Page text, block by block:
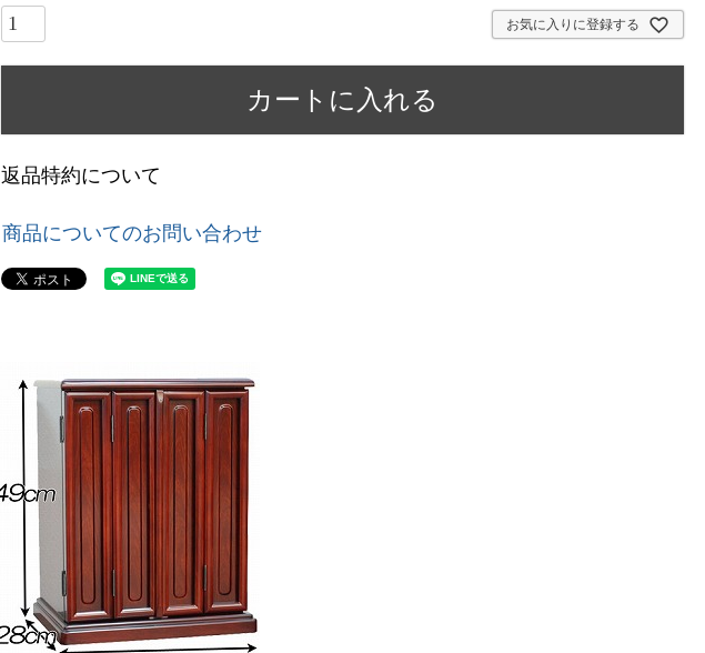
お気に入りに登録する
カートに入れる
返品特約について
商品についてのお問い合わせ